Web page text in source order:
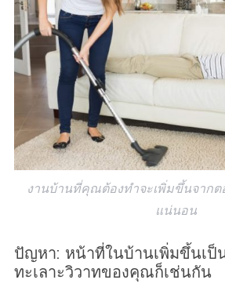
งานบ้านที่คุณต้องทำจะเพิ่มขึ้นจาก
แน่นอน
ปัญหา: หน้าที่ในบ้านเพิ่มขึ้นเป็
ทะเลาะวิวาทของคุณก็เช่นกัน